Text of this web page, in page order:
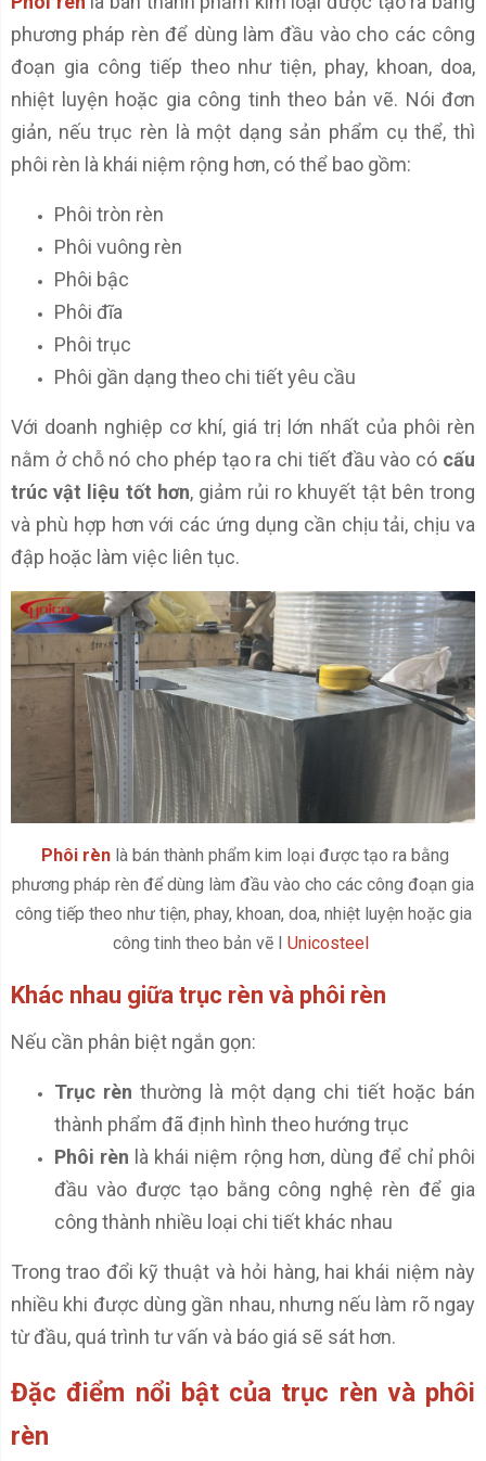
phương pháp rèn để dùng làm đầu vào cho các công
đoạn gia công tiếp theo như tiện, phay, khoan, doa,
nhiệt luyện hoặc gia công tinh theo bản vẽ. Nói đơn
giản, nếu trục rèn là một dạng sản phẩm cụ thể, thì
phôi rèn là khái niệm rộng hơn, có thể bao gồm:
Phôi tròn rèn
Phôi vuông rèn
Phôi bậc
Phôi đĩa
Phôi trục
Phôi gần dạng theo chi tiết yêu cầu
Với doanh nghiệp cơ khí, giá trị lớn nhất của phôi rèn
nằm ở chỗ nó cho phép tạo ra chi tiết đầu vào có cấu
trúc vật liệu tốt hơn, giảm rủi ro khuyết tật bên trong
và phù hợp hơn với các ứng dụng cần chịu tải, chịu va
đập hoặc làm việc liên tục.
Phôi rèn là bán thành phẩm kim loại được tạo ra bằng
phương pháp rèn để dùng làm đầu vào cho các công đoạn gia
công tiếp theo như tiện, phay, khoan, doa, nhiệt luyện hoặc gia
công tinh theo bản vẽ I Unicosteel
Khác nhau giữa trục rèn và phôi rèn
Nếu cần phân biệt ngắn gọn:
Trục rèn thường là một dạng chi tiết hoặc bán
thành phẩm đã định hình theo hướng trục
Phôi rèn là khái niệm rộng hơn, dùng để chỉ phôi
đầu vào được tạo bằng công nghệ rèn để gia
công thành nhiều loại chi tiết khác nhau
Trong trao đổi kỹ thuật và hỏi hàng, hai khái niệm này
nhiều khi được dùng gần nhau, nhưng nếu làm rõ ngay
từ đầu, quá trình tư vấn và báo giá sẽ sát hơn.
Đặc điểm nổi bật của trục rèn và phôi
rèn